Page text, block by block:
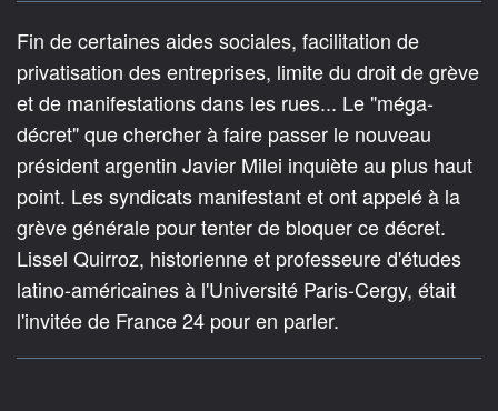
Fin de certaines aides sociales, facilitation de
privatisation des entreprises, limite du droit de grève
et de manifestations dans les rues... Le "méga-
décret" que chercher à faire passer le nouveau
président argentin Javier Milei inquiète au plus haut
point. Les syndicats manifestant et ont appelé à la
grève générale pour tenter de bloquer ce décret.
Lissel Quirroz, historienne et professeure d'études
latino-américaines à l'Université Paris-Cergy, était
l'invitée de France 24 pour en parler.